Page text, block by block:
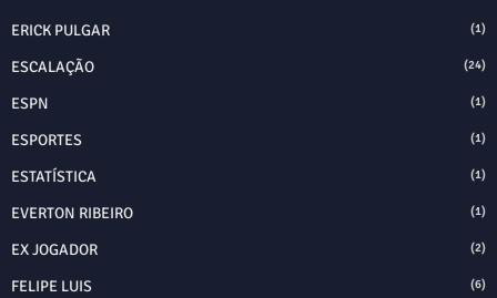
ERICK PULGAR
(1)
ESCALAÇÃO (24)
ESPN (1)
ESPORTES (1)
ESTATÍSTICA (1)
EVERTON RIBEIRO (1)
EX JOGADOR (2)
FELIPE LUIS (6)